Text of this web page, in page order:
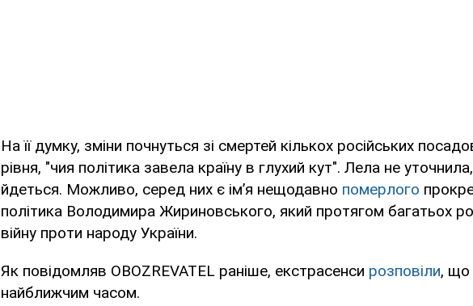
На її думку, зміни почнуться зі смертей кількох російських
рівня, "чия політика завела країну в глухий кут". Лела не
йдеться. Можливо, серед них є імʼя нещодавно померлого
політика Володимира Жириновського, який протягом багатьох
війну проти народу України.
Як повідомляв OBOZREVATEL раніше, екстрасенси розповіли, що
найближчим часом.